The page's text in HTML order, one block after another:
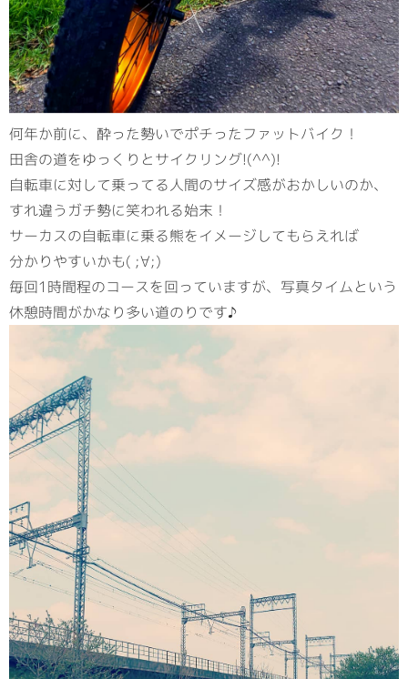
何年か前に、酔った勢いでポチったファットバイク！
田舎の道をゆっくりとサイクリング!(^^)!
自転車に対して乗ってる人間のサイズ感がおかしいのか、
すれ違うガチ勢に笑われる始末！
サーカスの自転車に乗る熊をイメージしてもらえれば
分かりやすいかも( ;∀;)
毎回1時間程のコースを回っていますが、写真タイムという
休憩時間がかなり多い道のりです♪